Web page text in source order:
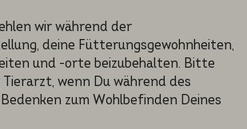
wir während der
deine Fütterungsgewohnheiten,
und -orte beizubehalten. Bitte
wenn Du während des
zum Wohlbefinden Deines